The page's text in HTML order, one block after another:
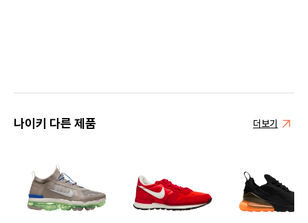
나이키 다른 제품 더보기